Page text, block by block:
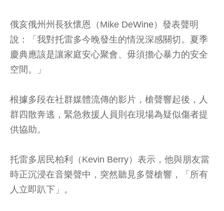
俄亥俄州州長狄懷恩（Mike DeWine）發表聲明
說：「我對托雷多今晚發生的情況深感關切。夏季
慶典應該是讓家庭安心聚會、毋須擔心暴力的安全
空間。」
根據多段在社群媒體流傳的影片，槍聲響起後，人
群四散奔逃，緊急救援人員則在現場為疑似傷者提
供協助。
托雷多居民柏利（Kevin Berry）表示，他與朋友當
時正沉浸在音樂聲中，突然聽見多聲槍響，「所有
人立即趴下」。